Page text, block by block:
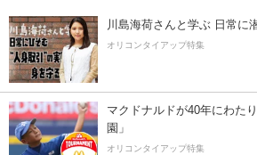
川島海荷さんと学ぶ 日常に
オリコンタイアップ特集
マクドナルドが40年にわた
園」
オリコンタイアップ特集